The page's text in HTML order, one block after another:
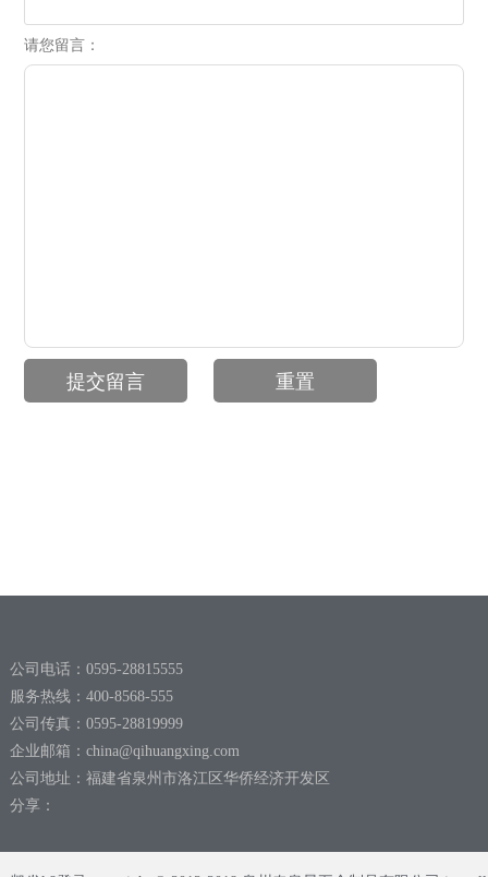
请您留言：
公司电话：0595-28815555
服务热线：400-8568-555
公司传真：0595-28819999
企业邮箱： china@qihuangxing.com
公司地址：福建省泉州市洛江区华侨经济开发区
分享：